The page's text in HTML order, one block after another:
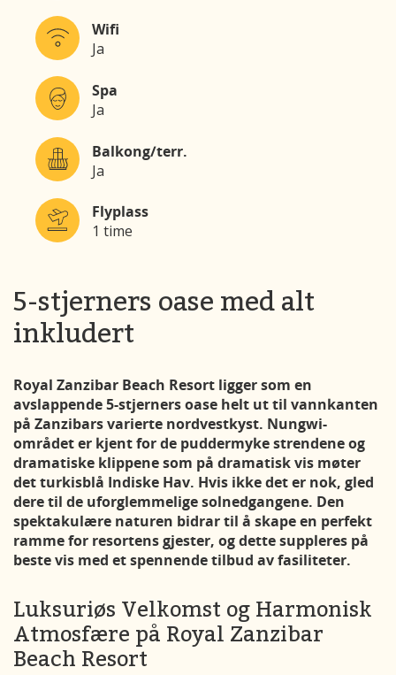
Wifi
Ja
Spa
Ja
Balkong/terr.
Ja
Flyplass
1 time
5-stjerners oase med alt
inkludert
Royal Zanzibar Beach Resort ligger som en
avslappende 5-stjerners oase helt ut til vannkanten
på Zanzibars varierte nordvestkyst. Nungwi-
området er kjent for de puddermyke strendene og
dramatiske klippene som på dramatisk vis møter
det turkisblå Indiske Hav. Hvis ikke det er nok, gled
dere til de uforglemmelige solnedgangene. Den
spektakulære naturen bidrar til å skape en perfekt
ramme for resortens gjester, og dette suppleres på
beste vis med et spennende tilbud av fasiliteter.
Luksuriøs Velkomst og Harmonisk
Atmosfære på Royal Zanzibar
Beach Resort